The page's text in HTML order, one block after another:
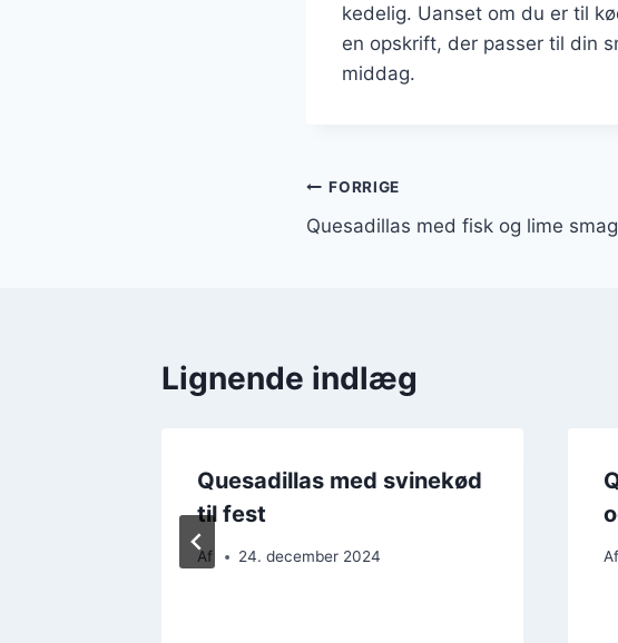
kedelig. Uanset om du er til
en opskrift, der passer til din
middag.
Indlægsnavigation
FORRIGE
Quesadillas med fisk og lime smag
Lignende indlæg
Quesadillas med svinekød
til fest
Af 24. december 2024 Af